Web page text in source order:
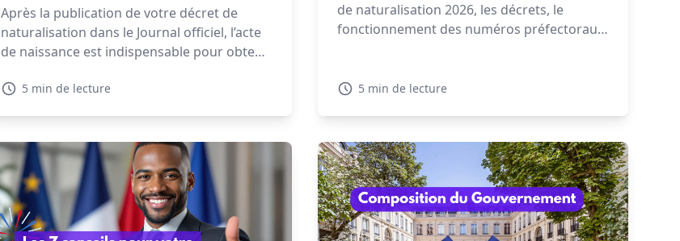
Après la publication de votre décret de
naturalisation dans le Journal officiel, l’acte
de naissance est indispensable pour obtenir
démarches administratives. Voyons dans ce
solutions en cas de refus.
5 min de lecture
de naturalisation 2026, les décrets, le
fonctionnement des numéros préfectoraux
décret. Découvrez dans ce guide comment
5 min de lecture